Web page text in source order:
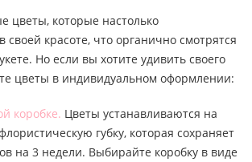
цветы, которые настолько
своей красоте, что органично смотрятся
Но если вы хотите удивить своего
цветы в индивидуальном оформлении:
коробке. Цветы устанавливаются на
губку, которая сохраняет
на 3 недели. Выбирайте коробку в виде